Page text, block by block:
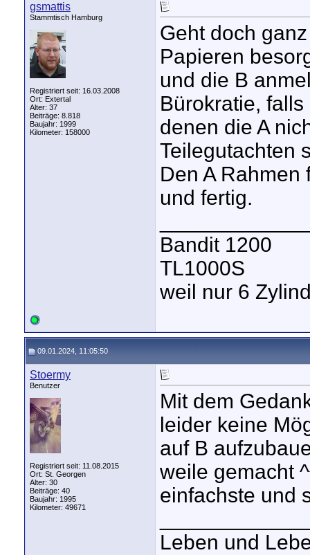
gsmattis
Stammtisch Hamburg
Registriert seit: 16.03.2008
Ort: Extertal
Alter: 37
Beiträge: 8.818
Baujahr: 1999
Kilometer: 158000
Geht doch
Papieren
und die B
Bürokratie,
denen die A
Teilegutachten
Den A
und fertig.
Bandit 1200
TL1000S
weil nur 6
09.01.2024, 11:05:50
Stoermy
Benutzer
Registriert seit: 11.08.2015
Ort: St. Georgen
Alter: 30
Beiträge: 40
Baujahr: 1995
Kilometer: 49671
Mit dem
leider keine
auf B
weile gemacht
einfachste und
Leben und